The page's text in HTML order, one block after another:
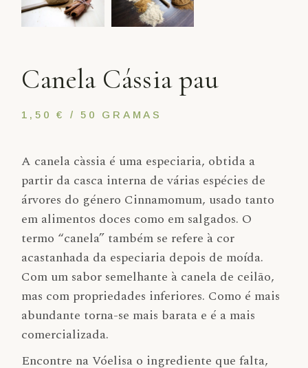
Canela Cássia pau
1,50 € / 50 GRAMAS
A canela càssia é uma especiaria, obtida a
partir da casca interna de várias espécies de
árvores do género Cinnamomum, usado tanto
em alimentos doces como em salgados. O
termo “canela” também se refere à cor
acastanhada da especiaria depois de moída.
Com um sabor semelhante à canela de ceilão,
mas com propriedades inferiores. Como é mais
abundante torna-se mais barata e é a mais
comercializada.
Encontre na Vóelisa o ingrediente que falta,